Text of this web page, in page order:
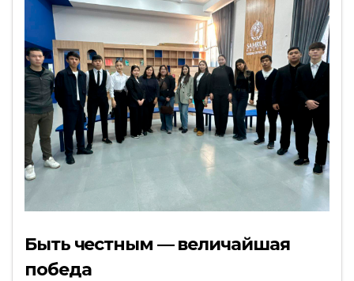
Быть честным — величайшая
победа